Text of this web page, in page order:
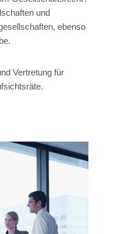
und
ebenso
Vertretung für